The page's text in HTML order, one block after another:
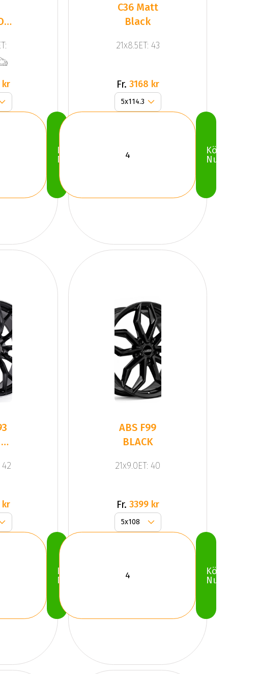
kr
Köp
Nu
C36 Matt
Black
21x8.5ET: 43
Fr. 3168 kr
Köp
Nu
42
kr
Köp
Nu
ABS F99
BLACK
21x9.0ET: 40
Fr. 3399 kr
Köp
Nu